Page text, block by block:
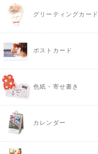
グリーティングカード
ポストカード
色紙・寄せ書き
カレンダー